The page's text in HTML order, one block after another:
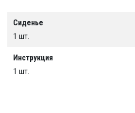
Конструкция
Складная
Производство
Easterner
Сиденье
1 шт.
Инструкция
1 шт.